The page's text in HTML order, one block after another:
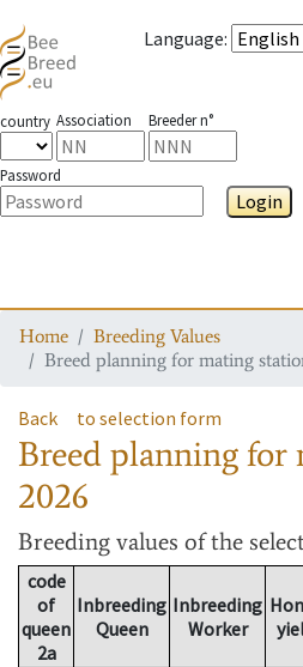
Language:
country Association Breeder n°
Password
Login
Home
Breeding Values
Breed planning for mating
Back to selection form
Breed planning for
2026
Breeding values of the
code
of
queen
2a
Inbreeding
Queen
Inbreeding
Worker